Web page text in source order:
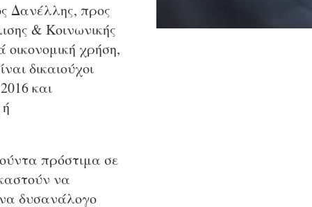
Δανέλλης, προς
& Κοινωνικής
χρήση,
δικαιούχοι
και
πρόστιμα σε
να
δυσανάλογο